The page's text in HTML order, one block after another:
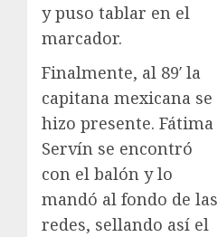
y puso tablar en el
marcador.
Finalmente, al 89′ la
capitana mexicana se
hizo presente. Fátima
Servín se encontró
con el balón y lo
mandó al fondo de las
redes, sellando así el